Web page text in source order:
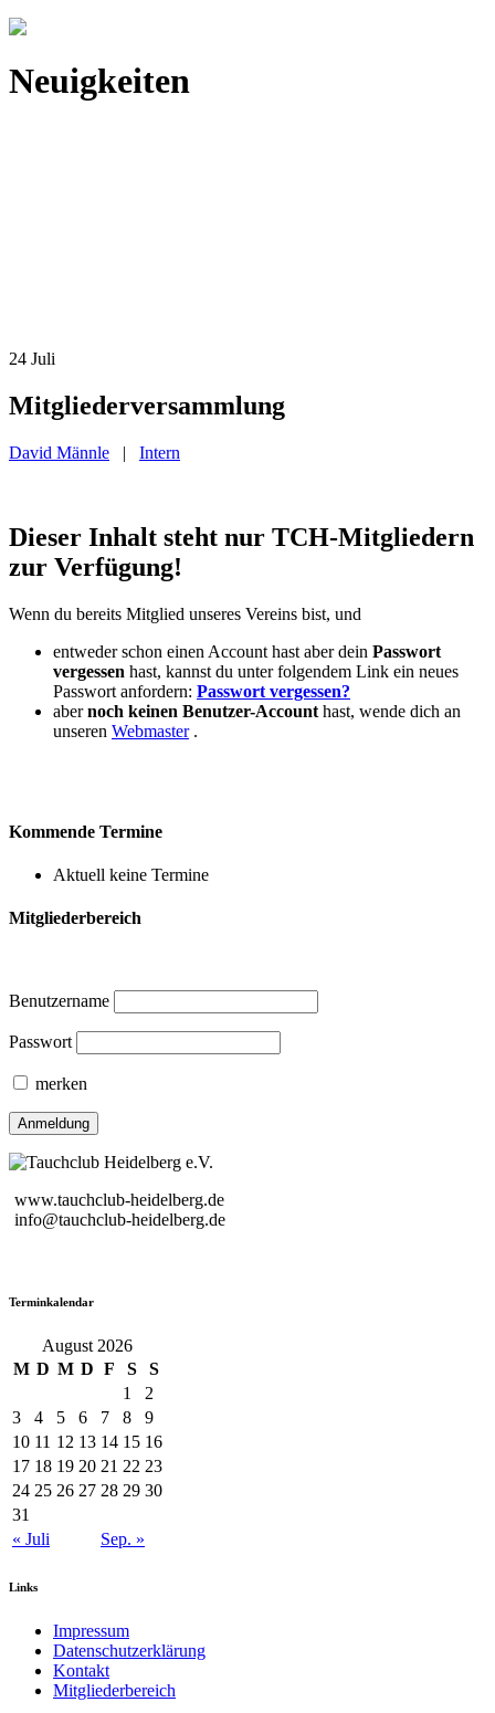
Neuigkeiten
24 Juli
Mitgliederversammlung
David Männle | Intern
Dieser Inhalt steht nur TCH-Mitgliedern
zur Verfügung!
Wenn du bereits Mitglied unseres Vereins bist, und
entweder schon einen Account hast aber dein Passwort
vergessen hast, kannst du unter folgendem Link ein neues
Passwort anfordern: Passwort vergessen?
abernoch keinen Benutzer-Account hast, wende dich an
unseren Webmaster.
Kommende Termine
Aktuell keine Termine
Mitgliederbereich
Benutzername
Passwort
merken
www.tauchclub-heidelberg.de
info@tauchclub-heidelberg.de
Terminkalendar
August 2026
M D M D F S
S
1
2
3
4 5 6 7 8
9
10 11 12 13 14 15 16
17 18 19 20 21 22 23
24 25 26 27 28 29 30
31
« Juli
Sep. »
Links
Impressum
Datenschutzerklärung
Kontakt
Mitgliederbereich